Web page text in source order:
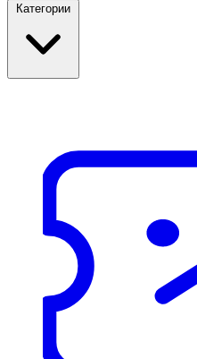
Категории